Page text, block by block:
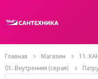
Главная Магазин
11.
01. Внутренняя (серая)